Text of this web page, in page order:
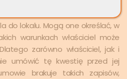
są klauzule precyzujące
do lokalu. Mogą one określać, w
warunkach właściciel może
zarówno właściciel, jak i
umówić tę kwestię przed jej
brakuje takich zapisów,